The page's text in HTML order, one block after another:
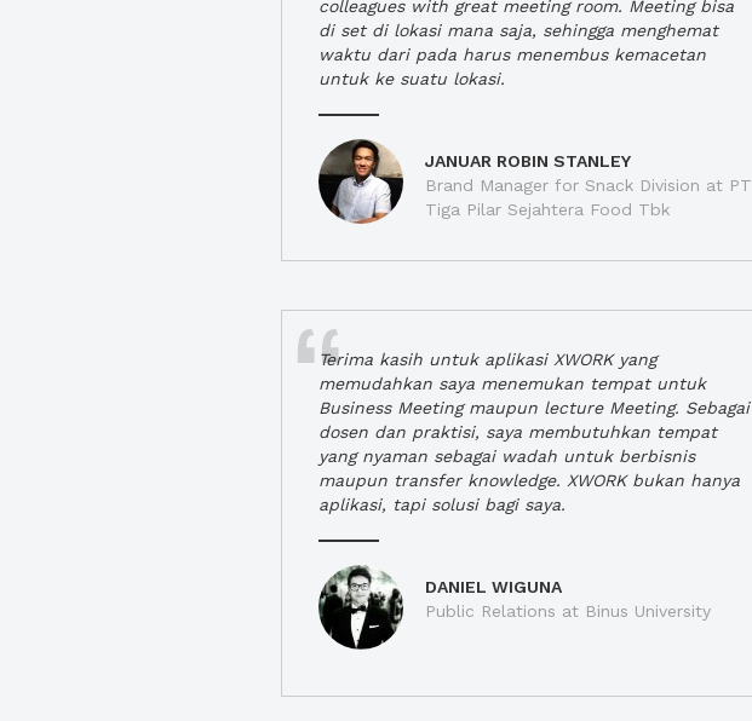
colleagues with great meeting room. Meeting bisa
di set di lokasi mana saja, sehingga menghemat
waktu dari pada harus menembus kemacetan
untuk ke suatu lokasi.
JANUAR ROBIN STANLEY
Brand Manager for Snack Division at PT
Tiga Pilar Sejahtera Food Tbk
Terima kasih untuk aplikasi XWORK yang
memudahkan saya menemukan tempat untuk
Business Meeting maupun lecture Meeting. Sebagai
dosen dan praktisi, saya membutuhkan tempat
yang nyaman sebagai wadah untuk berbisnis
maupun transfer knowledge. XWORK bukan hanya
aplikasi, tapi solusi bagi saya.
DANIEL WIGUNA
Public Relations at Binus University